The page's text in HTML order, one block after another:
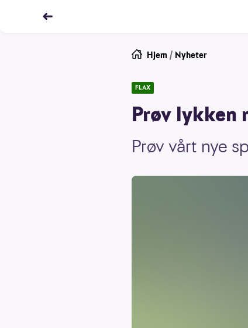
Hjem / Nyheter
FLAX
Prøv lykken
Prøv vårt nye